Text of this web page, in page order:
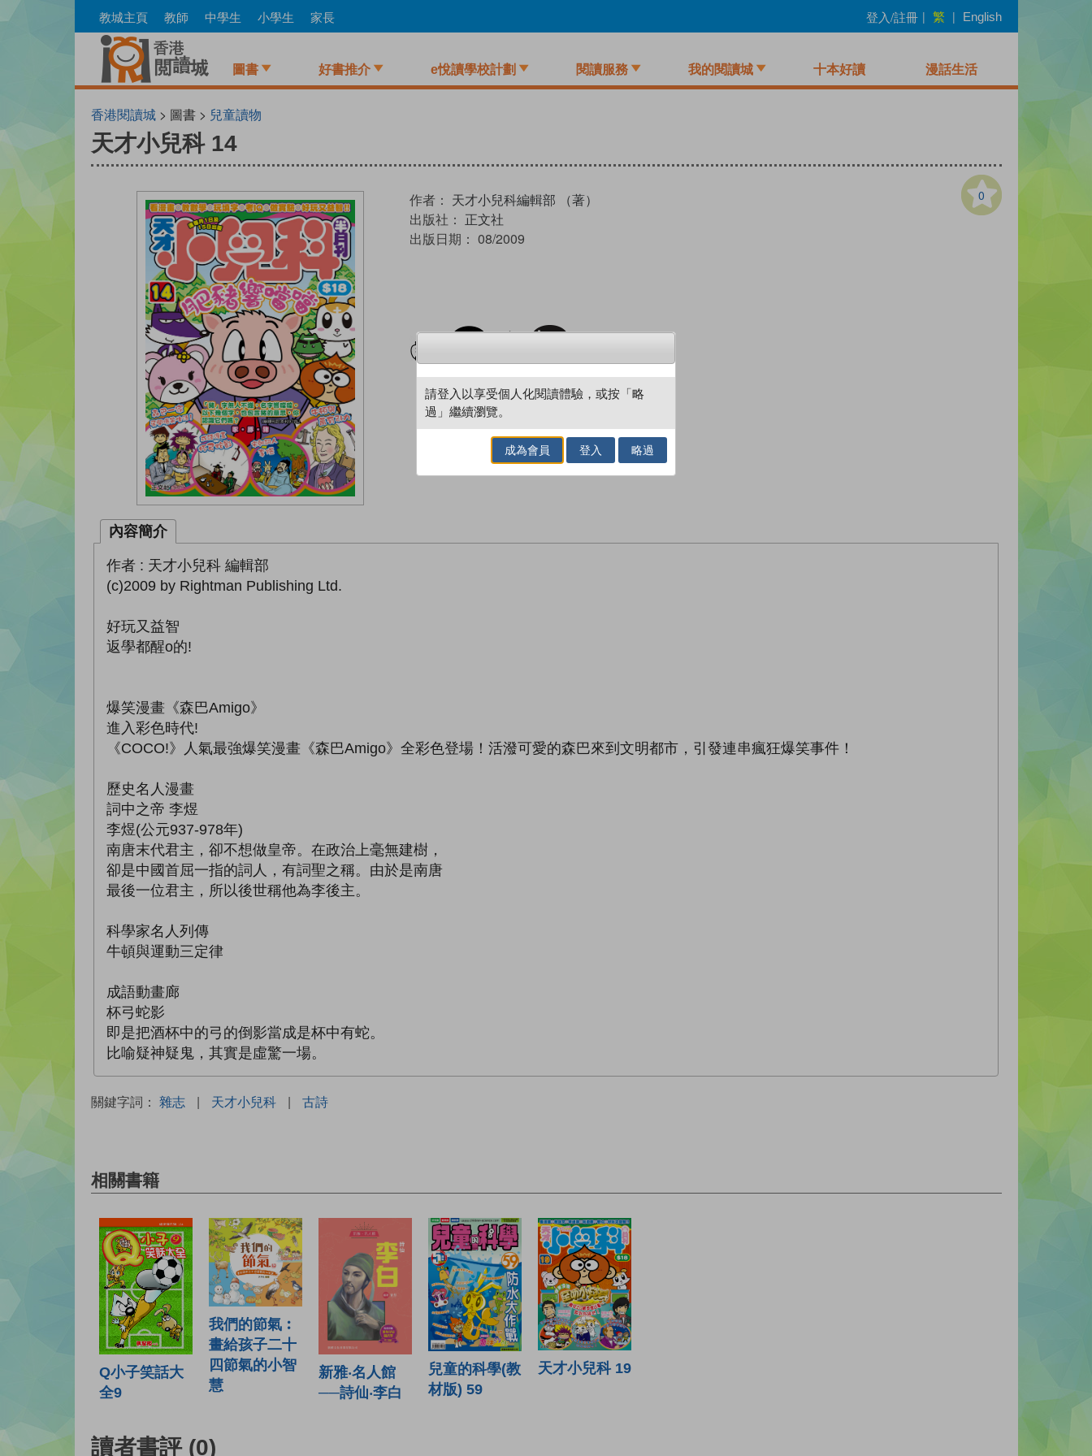
to
教城主頁 教師 中學生 小學生 家長 登入/註冊 | 繁 | English
圖書 好書推介 e悅讀學校計劃 閱讀服務 我的閱讀城 十本好讀 漫話生活
香港閱讀城> 圖書 > 兒童讀物
天才小兒科 14
0
作者： 天才小兒科編輯部 （著）
出版社： 正文社
出版日期： 08/2009
試閲 加入閱讀紀錄
內容簡介
作者 : 天才小兒科 編輯部
(c)2009 by Rightman Publishing Ltd.
好玩又益智
返學都醒o的!
爆笑漫畫《森巴Amigo》
進入彩色時代!
《COCO!》人氣最強爆笑漫畫《森巴Amigo》全彩色登場！活潑可愛的森巴來到文明都市，引發連串瘋狂爆笑事件！
歷史名人漫畫
詞中之帝 李煜
李煜(公元937-978年)
南唐末代君主，卻不想做皇帝。在政治上毫無建樹，
卻是中國首屈一指的詞人，有詞聖之稱。由於是南唐
最後一位君主，所以後世稱他為李後主。
科學家名人列傳
牛頓與運動三定律
成語動畫廊
杯弓蛇影
即是把酒杯中的弓的倒影當成是杯中有蛇。
比喻疑神疑鬼，其實是虛驚一場。
關鍵字詞： 雜志 | 天才小兒科 | 古詩
相關書籍
Q小子笑話大
全9
我們的節氣︰
畫給孩子二十
四節氣的小智
慧
新雅‧名人館
──詩仙‧李白
兒童的科學(教
材版) 59
天才小兒科 19
讀者書評 (0)
請登入以享受個人化閱讀體驗，或按「略
過」繼續瀏覽。
成為會員 登入 略過